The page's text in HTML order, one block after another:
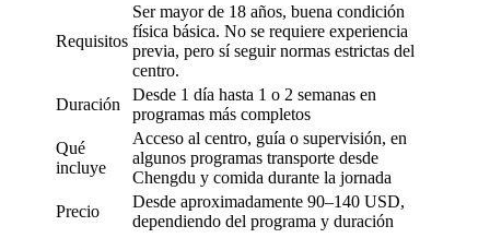
Requisitos
Ser mayor de 18 años, buena condición
física básica. No se requiere experiencia
previa, pero sí seguir normas estrictas del
centro.
Duración
Desde 1 día hasta 1 o 2 semanas en
programas más completos
Qué
incluye
Acceso al centro, guía o supervisión, en
algunos programas transporte desde
Chengdu y comida durante la jornada
Precio
Desde aproximadamente 90–140 USD,
dependiendo del programa y duración